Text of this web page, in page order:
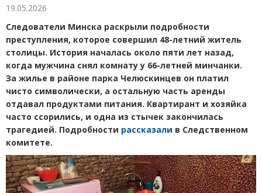
19.05.2026
Следователи Минска раскрыли подробности
преступления, которое совершил 48-летний житель
столицы. История началась около пяти лет назад,
когда мужчина снял комнату у 66-летней минчанки.
За жилье в районе парка Челюскинцев он платил
чисто символически, а остальную часть аренды
отдавал продуктами питания. Квартирант и хозяйка
часто ссорились, и одна из стычек закончилась
трагедией. Подробности рассказали в Следственном
комитете.